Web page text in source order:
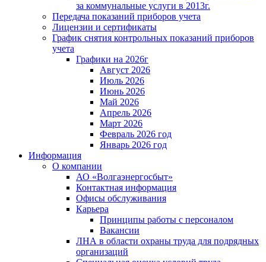
за коммунальные услуги в 2013г.
Передача показаний приборов учета
Лицензии и сертификаты
График снятия контрольных показаний приборов
учета
Графики на 2026г
Август 2026
Июль 2026
Июнь 2026
Май 2026
Апрель 2026
Март 2026
Февраль 2026 год
Январь 2026 год
Информация
О компании
АО «Волгаэнергосбыт»
Контактная информация
Офисы обслуживания
Карьера
Принципы работы с персоналом
Вакансии
ЛНА в области охраны труда для подрядных
организаций